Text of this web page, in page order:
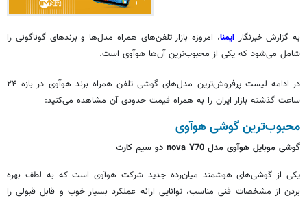
به گزارش خبرنگار ایمنا، امروزه بازار تلفن‌های همراه مدل‌ها و برندهای گوناگونی را
شامل می‌شود که یکی از محبوب‌ترین آن‌ها هوآوی است.
در ادامه لیست پرفروش‌ترین مدل‌های گوشی تلفن همراه برند هوآوی
در بازه ۲۴
ساعت گذشته بازار ایران را به همراه قیمت حدودی آن مشاهده می‌کنید:
محبوب‌ترین گوشیهوآوی
گوشی موبایل هوآوی مدل nova Y70 دو سیم کارت
یکی از گوشی‌های هوشمند میان‌رده جدید شرکت هوآویاست که به لطف بهره
بردن از مشخصات فنی مناسب، توانایی ارائه عملکرد بسیار خوب و قابل قبولی را